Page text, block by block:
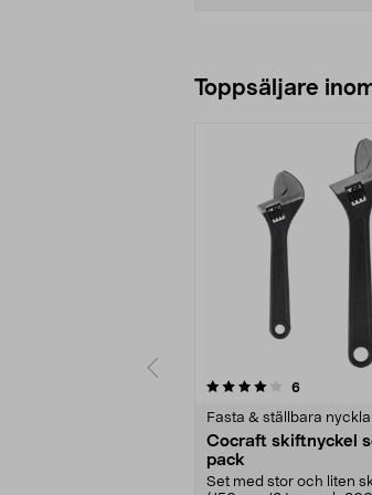
Toppsäljare
6recensioner
Fasta & ställbara
Cocraft skiftnyckel
pack
Set med stor och liten
4.5 av 5